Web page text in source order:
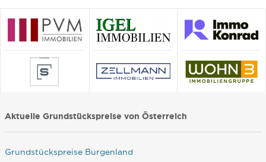
Aktuelle Grundstückspreise von Österreich
Grundstückspreise Burgenland